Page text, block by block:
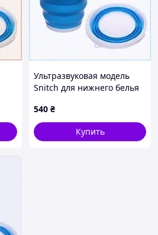
Ультразвуковая модель
Snitch для нижнего белья
540 ₴
Купить